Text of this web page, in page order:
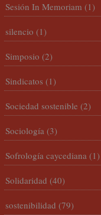
Sesión In Memoriam (1)
silencio (1)
Simposio (2)
Sindicatos (1)
Sociedad sostenible (2)
Sociología (3)
Sofrología caycediana (1)
Solidaridad (40)
sostenibilidad (79)